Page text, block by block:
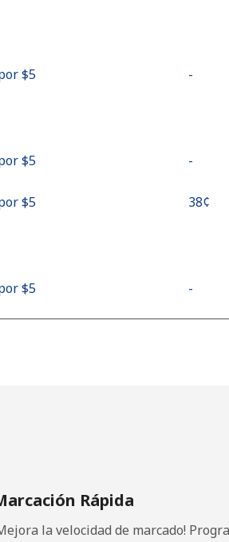
⁦$5⁩ -
⁦$5⁩ -
⁦$5⁩ ⁦38¢⁩
⁦$5⁩ -
Rápida
la velocidad de marcado!